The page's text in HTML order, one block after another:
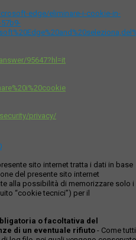
edge/eliminare-i-cookie-in-
95647?hl=it
privacy/
sito internet tratta i dati in base
del presente sito internet
alla possibilità di memorizzare solo i
“cookie tecnici”) per il
o facoltativa del
di un eventuale rifiuto - Come tutti